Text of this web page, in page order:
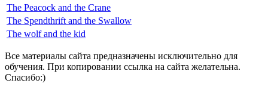
The Peacock and the Crane
The Spendthrift and the Swallow
The wolf and the kid
Все материалы сайта предназначены исключительно для
обучения. При копировании ссылка на сайта желательна.
Спасибо:)